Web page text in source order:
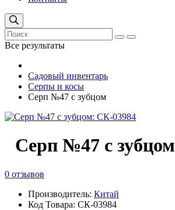
Все результаты
Садовый инвентарь
Серпы и косы
Серп №47 с зубцом
Серп №47 с зубцом
0 отзывов
Производитель: Китай
Код Товара: СК-03984